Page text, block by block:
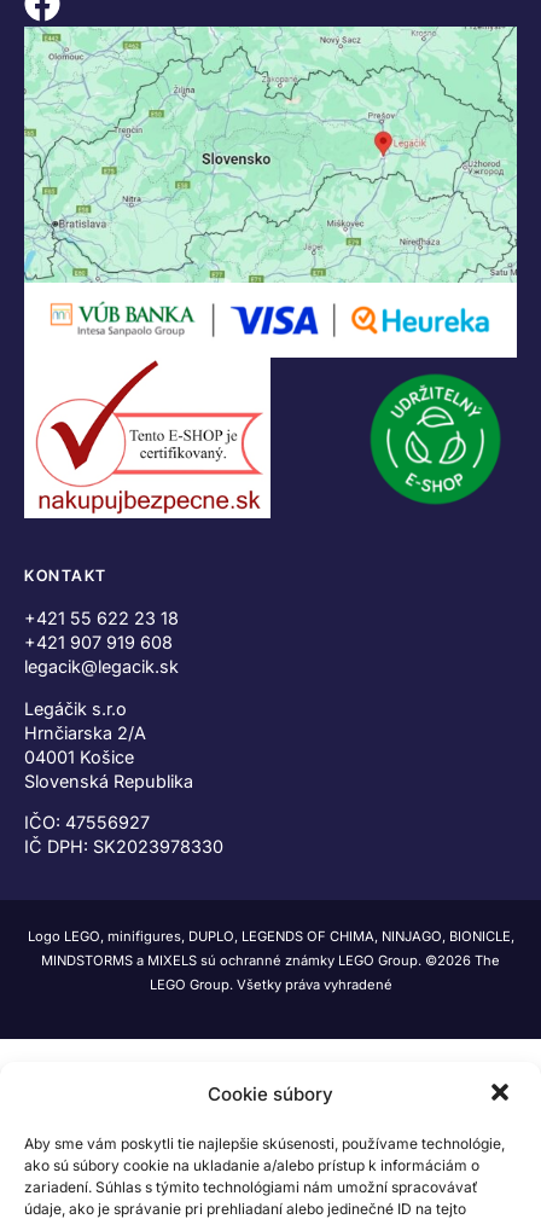
Cookie súbory
Aby sme vám poskytli tie najlepšie skúsenosti, používame technológie,
ako sú súbory cookie na ukladanie a/alebo prístup k informáciám o
zariadení. Súhlas s týmito technológiami nám umožní spracovávať
údaje, ako je správanie pri prehliadaní alebo jedinečné ID na tejto
KONTAKT
+421 55 622 23 18
+421 907 919 608
legacik@legacik.sk
Legáčik s.r.o
Hrnčiarska 2/A
04001 Košice
Slovenská Republika
IČO: 47556927
IČ DPH: SK2023978330
Logo LEGO, minifigures, DUPLO, LEGENDS OF CHIMA, NINJAGO, BIONICLE,
MINDSTORMS a MIXELS sú ochranné známky LEGO Group. ©2026 The
LEGO Group. Všetky práva vyhradené